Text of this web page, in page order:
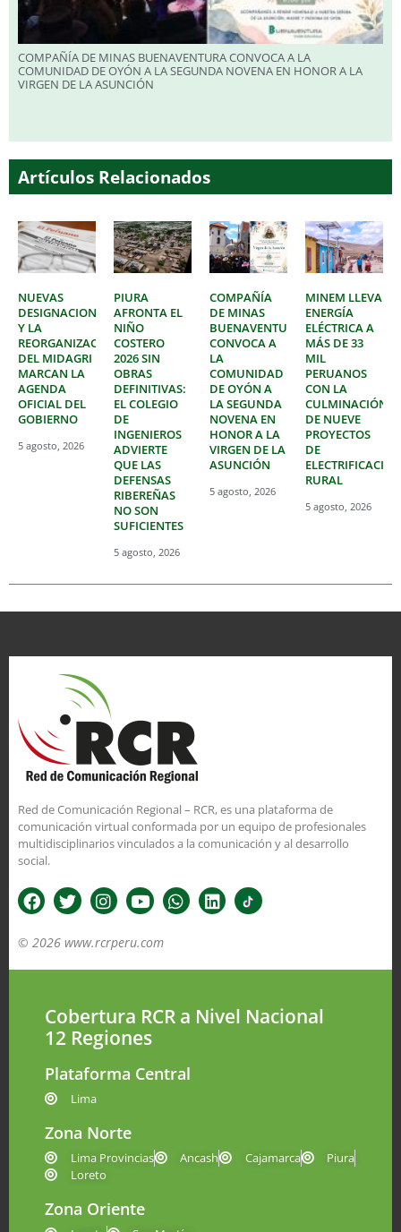
COMPAÑÍA DE MINAS BUENAVENTURA CONVOCA A LA
COMUNIDAD DE OYÓN A LA SEGUNDA NOVENA EN HONOR A LA
VIRGEN DE LA ASUNCIÓN
Artículos Relacionados
NUEVAS
DESIGNACIONES
Y LA
REORGANIZACIÓN
DEL MIDAGRI
MARCAN LA
AGENDA
OFICIAL DEL
GOBIERNO
5 agosto, 2026
PIURA
AFRONTA EL
NIÑO
COSTERO
2026 SIN
OBRAS
DEFINITIVAS:
EL COLEGIO
DE
INGENIEROS
ADVIERTE
QUE LAS
DEFENSAS
RIBEREÑAS
NO SON
SUFICIENTES
5 agosto, 2026
COMPAÑÍA
DE MINAS
BUENAVENTURA
CONVOCA A
LA
COMUNIDAD
DE OYÓN A
LA SEGUNDA
NOVENA EN
HONOR A LA
VIRGEN DE LA
ASUNCIÓN
5 agosto, 2026
MINEM LLEVA
ENERGÍA
ELÉCTRICA A
MÁS DE 33
MIL
PERUANOS
CON LA
CULMINACIÓN
DE NUEVE
PROYECTOS
DE
ELECTRIFICACIÓN
RURAL
5 agosto, 2026
Red de Comunicación Regional – RCR, es una plataforma de
comunicación virtual conformada por un equipo de profesionales
multidisciplinarios vinculados a la comunicación y al desarrollo
social.
© 2026 www.rcrperu.com
Cobertura RCR a Nivel Nacional
12 Regiones
Plataforma Central
Lima
Zona Norte
Lima Provincias Ancash Cajamarca
Piura
Loreto
Zona Oriente